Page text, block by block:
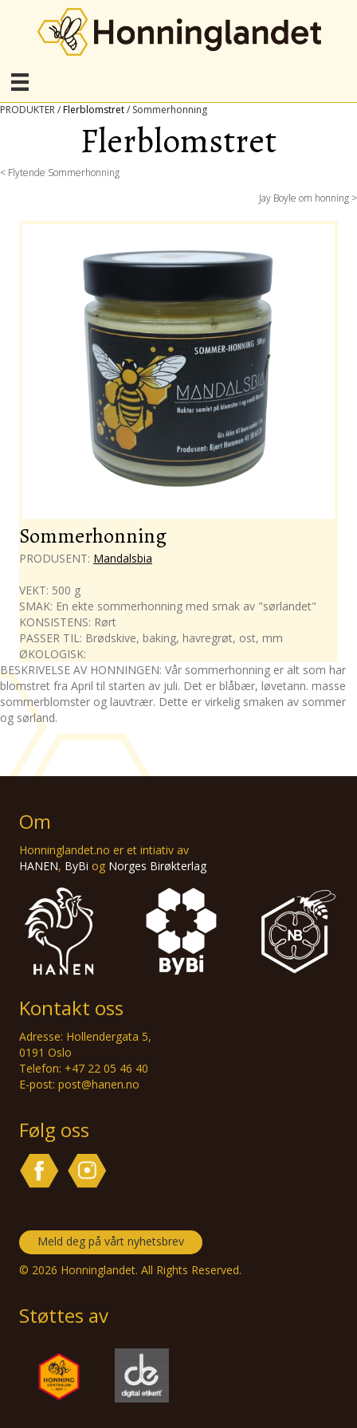
PRODUKTER /Flerblomstret/ Sommerhonning
Flerblomstret
Posts
navigation
< Flytende Sommerhonning
Jay Boyle om honning >
Sommerhonning
PRODUSENT: Mandalsbia
VEKT: 500 g
SMAK: En ekte sommerhonning med smak av "sørlandet"
KONSISTENS: Rørt
PASSER TIL: Brødskive, baking, havregrøt, ost, mm
ØKOLOGISK:
BESKRIVELSE AV HONNINGEN: Vår sommerhonning er alt som har
blomstret fra April til starten av juli. Det er blåbær, løvetann. masse
sommerblomster og lauvtrær. Dette er virkelig smaken av sommer
og sørland.
Om
Honninglandet.no er et intiativ av
HANEN, ByBi og Norges Birøkterlag
Kontakt oss
Adresse: Hollendergata 5,
0191 Oslo
Telefon: +47 22 05 46 40
E-post: post@hanen.no
Følg oss
Meld deg på vårt nyhetsbrev
© 2026 Honninglandet. All Rights Reserved.
Støttes av